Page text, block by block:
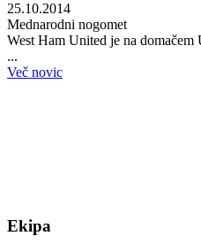
25.10.2014
Mednarodni nogomet
West Ham United je na
...
Več novic
Ekipa